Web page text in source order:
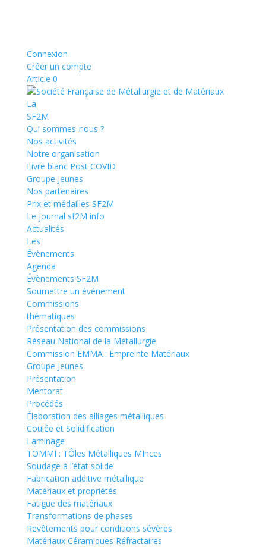
Connexion
Créer un compte
Article 0
La
SF2M
Qui sommes-nous ?
Nos activités
Notre organisation
Livre blanc Post COVID
Groupe Jeunes
Nos partenaires
Prix et médailles SF2M
Le journal sf2M info
Actualités
Les
Évènements
Agenda
Évènements SF2M
Soumettre un événement
Commissions
thématiques
Présentation des commissions
Réseau National de la Métallurgie
Commission EMMA : Empreinte Matériaux
Groupe Jeunes
Présentation
Mentorat
Procédés
Élaboration des alliages métalliques
Coulée et Solidification
Laminage
TOMMI : TÔles Métalliques MInces
Soudage à l’état solide
Fabrication additive métallique
Matériaux et propriétés
Fatigue des matériaux
Transformations de phases
Revêtements pour conditions sévères
Matériaux Céramiques Réfractaires